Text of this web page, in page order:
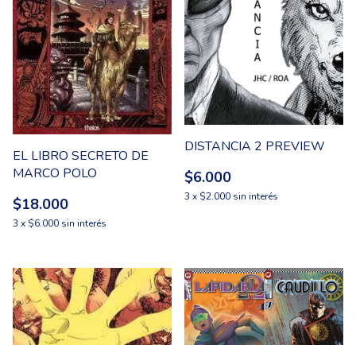
EL LIBRO SECRETO DE
MARCO POLO
$18.000
3 x $6.000 sin interés
DISTANCIA 2 PREVIEW
$6.000
3 x $2.000 sin interés